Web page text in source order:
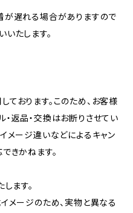
が遅れる場合がありますので
たします。
おります。このため、お客様
・返品・交換はお断りさせてい
メージ違いなどによるキャン
きかねます。
ます。
メージのため、実物と異なる